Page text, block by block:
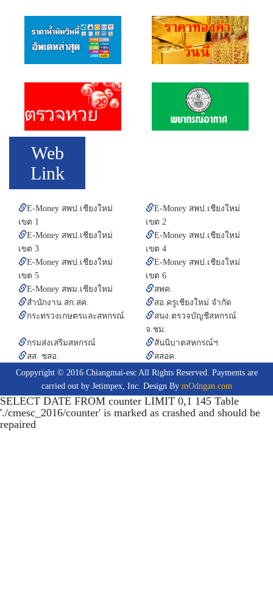
Web
Link
E-Money สพป.เชียงใหม่
เขต 1
E-Money สพป.เชียงใหม่
เขต 2
E-Money สพป.เชียงใหม่
เขต 3
E-Money สพป.เชียงใหม่
เขต 4
E-Money สพป.เชียงใหม่
เขต 5
E-Money สพป.เชียงใหม่
เขต 6
E-Money สพม.เชียงใหม่
สพค.
สำนักงาน สก.สค.
สอ.ครูเชียงใหม่ จำกัด
กระทรวงเกษตรและสหกรณ์
สนง.ตรวจบัญชีสหกรณ์
จ.ชม.
กรมส่งเสริมสหกรณ์
สันนิบาตสหกรณ์ฯ
สส. ชสอ.
สสอค.
Coppyright © 2016 Chiangmai-esc All Rights Reserved. Payments are
carried out by Jetimpex, Inc. Design By mOdngan.com
SELECT DATE FROM counter LIMIT 0,1 145 Table
'./cmesc_2016/counter' is marked as crashed and should be
repaired